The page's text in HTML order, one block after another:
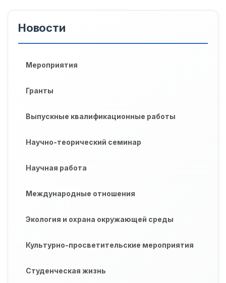
Новости
Мероприятия
Гранты
Выпускные квалификационные работы
Научно-теорический семинар
Научная работа
Международные отношения
Экология и охрана окружающей среды
Культурно-просветительские мероприятия
Студенческая жизнь